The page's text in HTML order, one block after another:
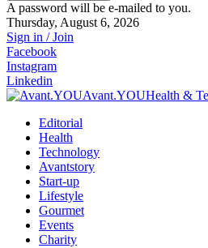
A password will be e-mailed to you.
Thursday, August 6, 2026
Sign in / Join
Facebook
Instagram
Linkedin
Avant.YOUHealth &
Editorial
Health
Technology
Avantstory
Start-up
Lifestyle
Gourmet
Events
Charity